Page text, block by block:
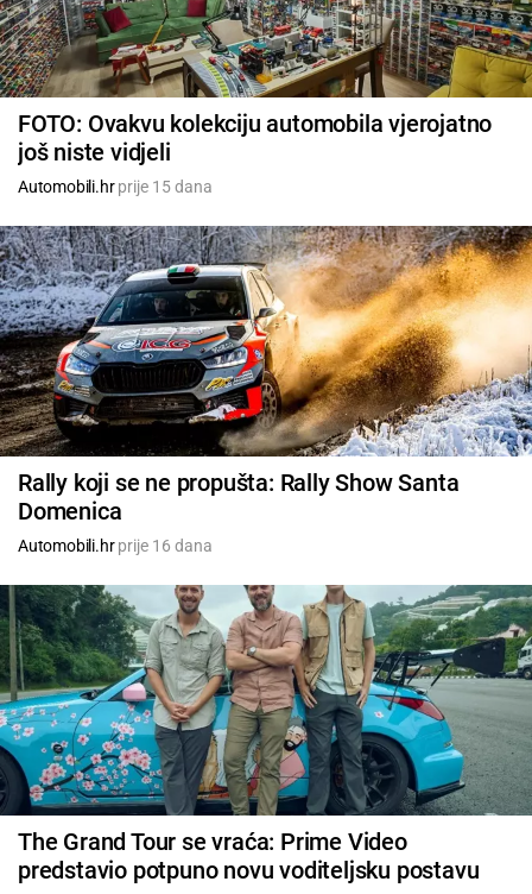
FOTO: Ovakvu kolekciju automobila vjerojatno
još niste vidjeli
Automobili.hrprije 15 dana
Rally koji se ne propušta: Rally Show Santa
Domenica
Automobili.hrprije 16 dana
The Grand Tour se vraća: Prime Video
predstavio potpuno novu voditeljsku postavu